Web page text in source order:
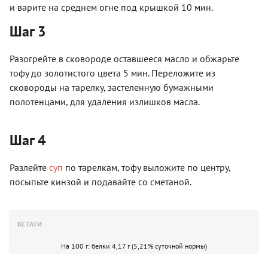
и варите на среднем огне под крышкой 10 мин.
Шаг 3
Разогрейте в сковороде оставшееся масло и обжарьте
тофу до золотистого цвета 5 мин. Переложите из
сковороды на тарелку, застеленную бумажными
полотенцами, для удаления излишков масла.
Шаг 4
Разлейте суп по тарелкам, тофу выложите по центру,
посыпьте кинзой и подавайте со сметаной.
КСТАТИ
На 100 г: белки 4,17 г (5,21% суточной нормы)